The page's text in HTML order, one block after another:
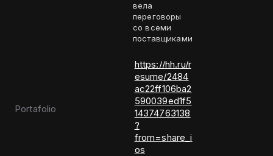
вела
переговоры
со всеми
поставщиками
Portafolio
https://hh.ru/r
esume/2484
ac22ff106ba2
590039ed1f5
14374763138
?
from=share_i
os